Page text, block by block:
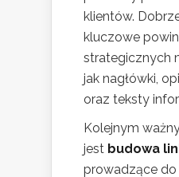
klientów.
kluczowe
strategicznych
jak nagłówki,
oraz teksty
Kolejnym
jest budowa
prowadzące do